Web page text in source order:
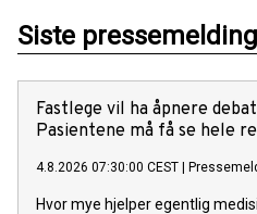
Siste
Fastlege vil ha åpnere
Pasientene må få se hele
4.8.2026 07:30:00 CEST |
Hvor mye hjelper egentlig